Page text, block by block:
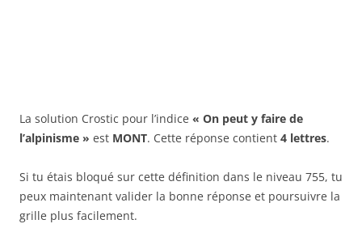
La solution Crostic pour l’indice « On peut y faire de
l’alpinisme » est MONT. Cette réponse contient 4 lettres.
Si tu étais bloqué sur cette définition dans le niveau 755, tu
peux maintenant valider la bonne réponse et poursuivre la
grille plus facilement.